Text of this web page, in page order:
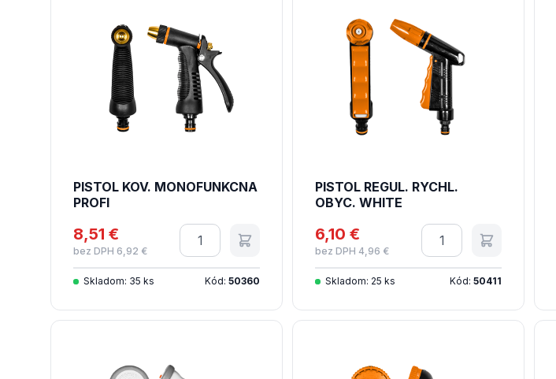
PISTOL KOV. MONOFUNKCNA
PROFI
8,51 €
bez DPH 6,92 €
Množstvo
Skladom: 35 ks Kód: 50360
PISTOL REGUL. RYCHL.
OBYC. WHITE
6,10 €
bez DPH 4,96 €
Množstvo
Skladom: 25 ks Kód: 50411